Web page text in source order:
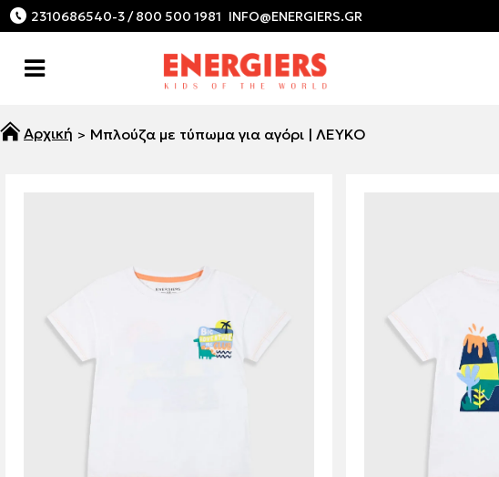
2310686540-3 / 800 500 1981
Μπλούζα με τύπωμα για αγόρι | ΛΕΥΚΟ